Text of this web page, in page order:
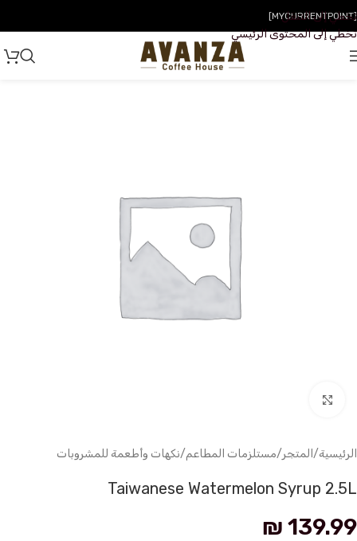
تخطي إلى التنقل
تخطي إلى المحتوى الرئيسي
[MYCURRENTPOINT]
الرئيسية/ المتجر/مستلزمات المطاعم/نكهات وأطعمة للمشروبات
Taiwanese Watermelon Syrup 2.5L
₪ 139.99